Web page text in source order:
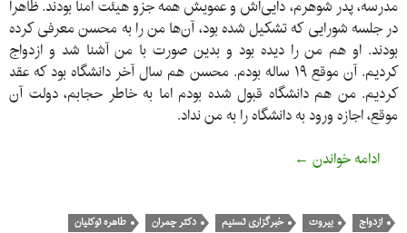
مدرسه، پدر شوهرم، دایی‌اش و عمویش همه جزو هیئت امنا بودند. ظاهرا
در جلسه شورایی که تشکیل شده بود، آن‌ها من را به محسن معرفی کرده
بودند. او هم من را دیده بود و بدین صورت با من آشنا شد و ازدواج
کردیم. آن موقع ۱۹ ساله بودم. محسن هم سال آخر دانشگاه بود که عقد
کردیم. من هم دانشگاه قبول شده بودم اما به خاطر حجابم، دولت آن
موقع، اجازه ورود به دانشگاه را به من نداد.
ادامه خواندن ←
ازدواج بیروت خبرگزاری تسنیم دکتر چمران طاهره توکلیان